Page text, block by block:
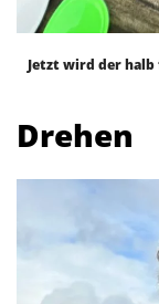
Jetzt wird der
Drehen